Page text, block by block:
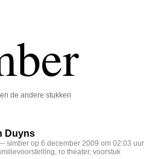
de andere stukken
Duyns
simber op 6 december 2009 om 02:03 uur
, ro theater, voorstuk